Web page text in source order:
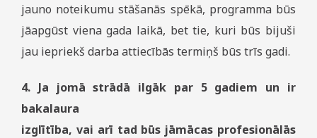
jauno noteikumu stāšanās spēkā, programma būs
jāapgūst viena gada laikā, bet tie, kuri būs bijuši
jau iepriekš darba attiecībās termiņš būs trīs gadi.
4. Ja jomā strādā ilgāk par 5 gadiem un ir
bakalaura
izglītība, vai arī tad būs jāmācas profesionālās